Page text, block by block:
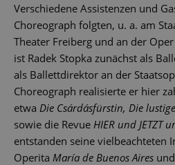
Verschiedene Assistenzen und
Choreograph folgten, u. a. am
Theater Freiberg und an der
ist Radek Stopka zunächst als
als Ballettdirektor an der
Choreograph realisierte er hier
etwa Die Csárdásfürstin, Die
sowie die Revue HIER und JETZT
entstanden seine vielbeachteten
Operita María de Buenos Aires